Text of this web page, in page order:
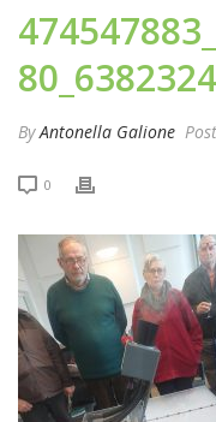
ByAntonella Galione
0